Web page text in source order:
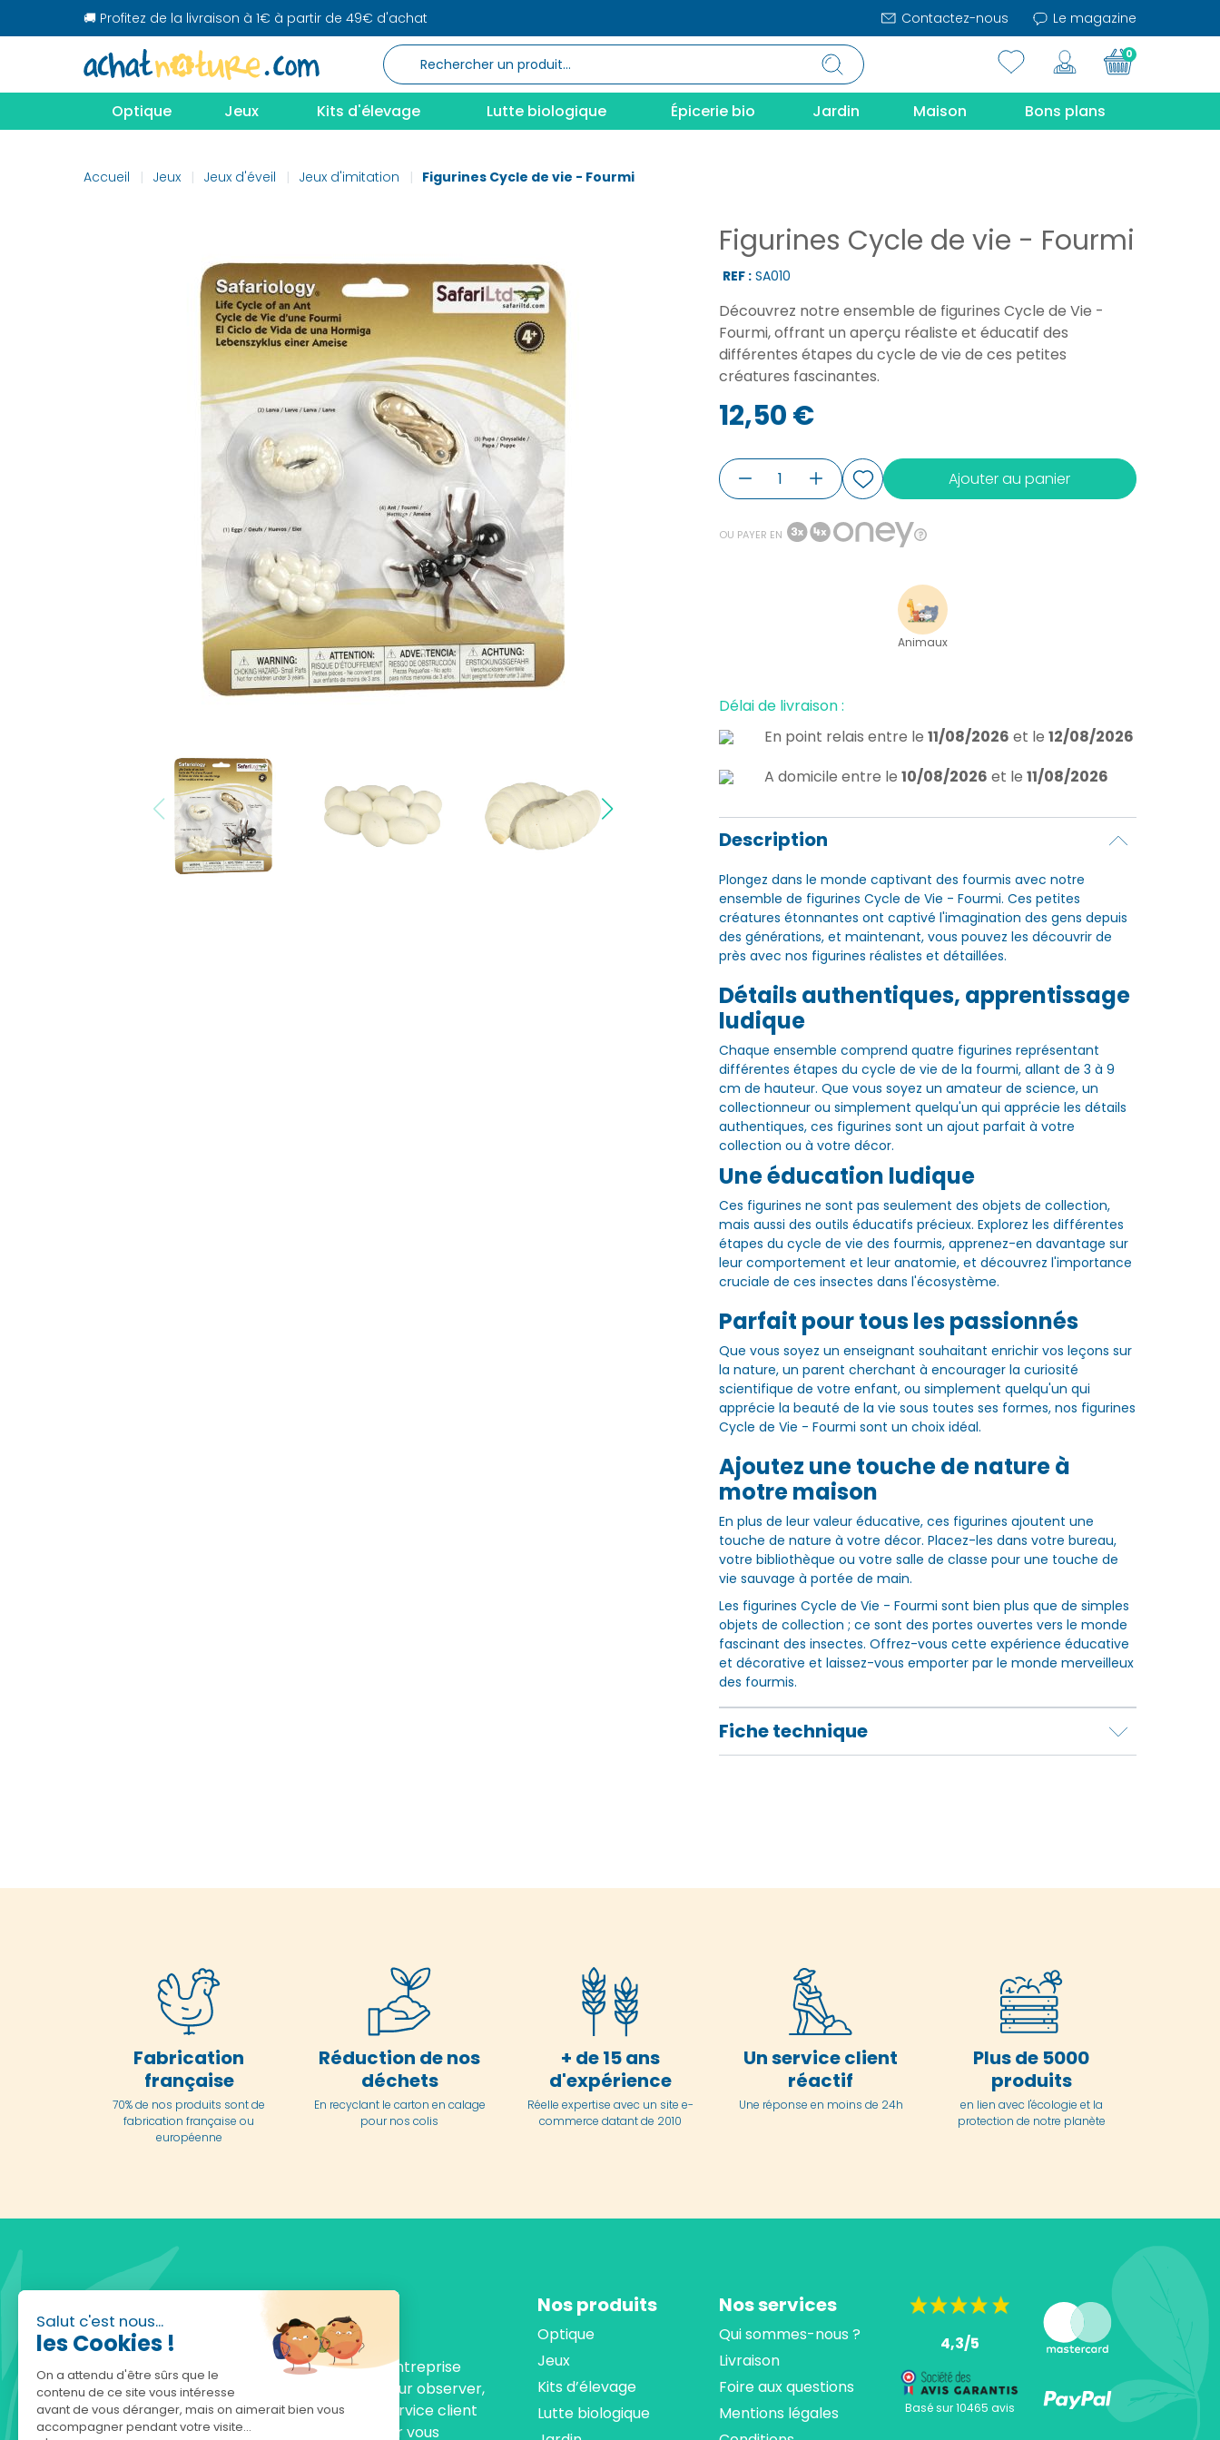
Salut c'est nous...
les Cookies !
On a attendu d'être sûrs que le
contenu de ce site vous intéresse
avant de vous déranger, mais on aimerait bien vous
accompagner pendant votre visite...
🚚 Profitez de la livraison à 1€ à partir de 49€ d'achat Contactez-nous Le magazine
0
Optique Jeux Kits d'élevage Lutte biologique Épicerie bio Jardin Maison Bons plans
Accueil Jeux Jeux d'éveil Jeux d'imitation Figurines Cycle de vie - Fourmi
Figurines Cycle de vie - Fourmi
REF : SA010
Découvrez notre ensemble de figurines Cycle de Vie -
Fourmi, offrant un aperçu réaliste et éducatif des
différentes étapes du cycle de vie de ces petites
créatures fascinantes.
12,50 €
Ajouter au panier
OU PAYER EN
Animaux
Délai de livraison :
En point relais entre le 11/08/2026 et le 12/08/2026
A domicile entre le 10/08/2026 et le 11/08/2026
Description
Plongez dans le monde captivant des fourmis avec notre
ensemble de figurines Cycle de Vie - Fourmi. Ces petites
créatures étonnantes ont captivé l'imagination des gens depuis
des générations, et maintenant, vous pouvez les découvrir de
près avec nos figurines réalistes et détaillées.
Détails authentiques, apprentissage
ludique
Chaque ensemble comprend quatre figurines représentant
différentes étapes du cycle de vie de la fourmi, allant de 3 à 9
cm de hauteur. Que vous soyez un amateur de science, un
collectionneur ou simplement quelqu'un qui apprécie les détails
authentiques, ces figurines sont un ajout parfait à votre
collection ou à votre décor.
Une éducation ludique
Ces figurines ne sont pas seulement des objets de collection,
mais aussi des outils éducatifs précieux. Explorez les différentes
étapes du cycle de vie des fourmis, apprenez-en davantage sur
leur comportement et leur anatomie, et découvrez l'importance
cruciale de ces insectes dans l'écosystème.
Parfait pour tous les passionnés
Que vous soyez un enseignant souhaitant enrichir vos leçons sur
la nature, un parent cherchant à encourager la curiosité
scientifique de votre enfant, ou simplement quelqu'un qui
apprécie la beauté de la vie sous toutes ses formes, nos figurines
Cycle de Vie - Fourmi sont un choix idéal.
Ajoutez une touche de nature à
motre maison
En plus de leur valeur éducative, ces figurines ajoutent une
touche de nature à votre décor. Placez-les dans votre bureau,
votre bibliothèque ou votre salle de classe pour une touche de
vie sauvage à portée de main.
Les figurines Cycle de Vie - Fourmi sont bien plus que de simples
objets de collection ; ce sont des portes ouvertes vers le monde
fascinant des insectes. Offrez-vous cette expérience éducative
et décorative et laissez-vous emporter par le monde merveilleux
des fourmis.
Fiche technique
Fabrication
française
70% de nos produits sont de
fabrication française ou
européenne
Réduction de nos
déchets
En recyclant le carton en calage
pour nos colis
+ de 15 ans
d'expérience
Réelle expertise avec un site e-
commerce datant de 2010
Un service client
réactif
Une réponse en moins de 24h
Plus de 5000
produits
en lien avec l'écologie et la
protection de notre planète
Fondée en 2010, achatnature.com est une entreprise
française qui réunit plus de 5000 produits pour observer,
comprendre et protéger la nature. Notre service client
est à votre écoute, du lundi au vendredi, pour vous
Nos produits
Optique
Jeux
Kits d’élevage
Lutte biologique
Nos services
Qui sommes-nous ?
Livraison
Foire aux questions
Mentions légales
4,3/5
Basé sur 10465 avis